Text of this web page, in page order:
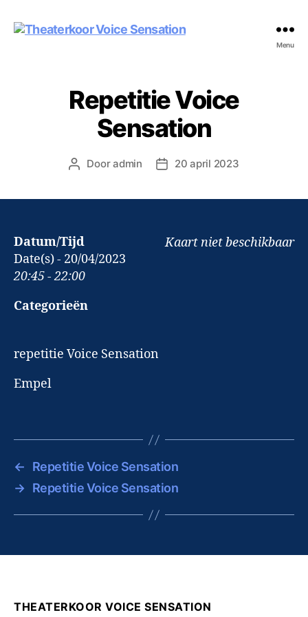
Menu
Repetitie Voice
Sensation
Berichtauteur
Dooradmin Berichtdatum
20 april 2023
Kaart niet beschikbaar
Datum/Tijd
Date(s) - 20/04/2023
20:45 - 22:00
Categorieën
repetitie Voice Sensation
Empel
←
Repetitie Voice Sensation
→
Repetitie Voice Sensation
THEATERKOOR VOICE SENSATION